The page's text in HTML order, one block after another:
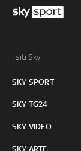
I siti Sky:
SKY SPORT
SKY TG24
SKY VIDEO
SKY ARTE